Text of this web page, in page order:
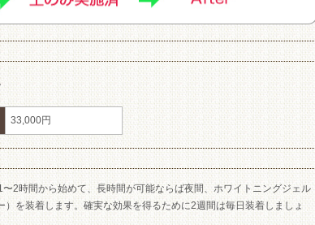
33,000円
2時間から始めて、長時間が可能ならば夜間、ホワイトニングジェル
を装着します。確実な効果を得るために2週間は毎日装着しましょ